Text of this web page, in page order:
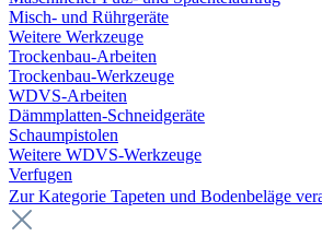
Misch- und Rührgeräte
Weitere Werkzeuge
Trockenbau-Arbeiten
Trockenbau-Werkzeuge
WDVS-Arbeiten
Dämmplatten-Schneidgeräte
Schaumpistolen
Weitere WDVS-Werkzeuge
Verfugen
Zur Kategorie Tapeten und Bodenbeläge